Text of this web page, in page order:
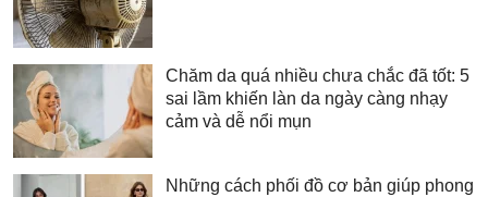
Chăm da quá nhiều chưa chắc đã tốt: 5
sai lầm khiến làn da ngày càng nhạy
cảm và dễ nổi mụn
Những cách phối đồ cơ bản giúp phong